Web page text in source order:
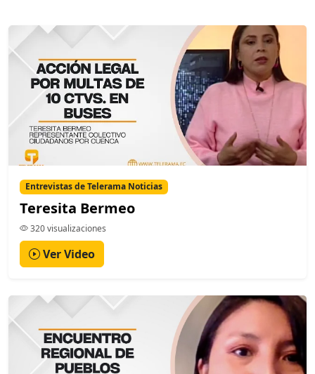
Entrevistas de Telerama Noticias
Teresita Bermeo
320 visualizaciones
Ver Video